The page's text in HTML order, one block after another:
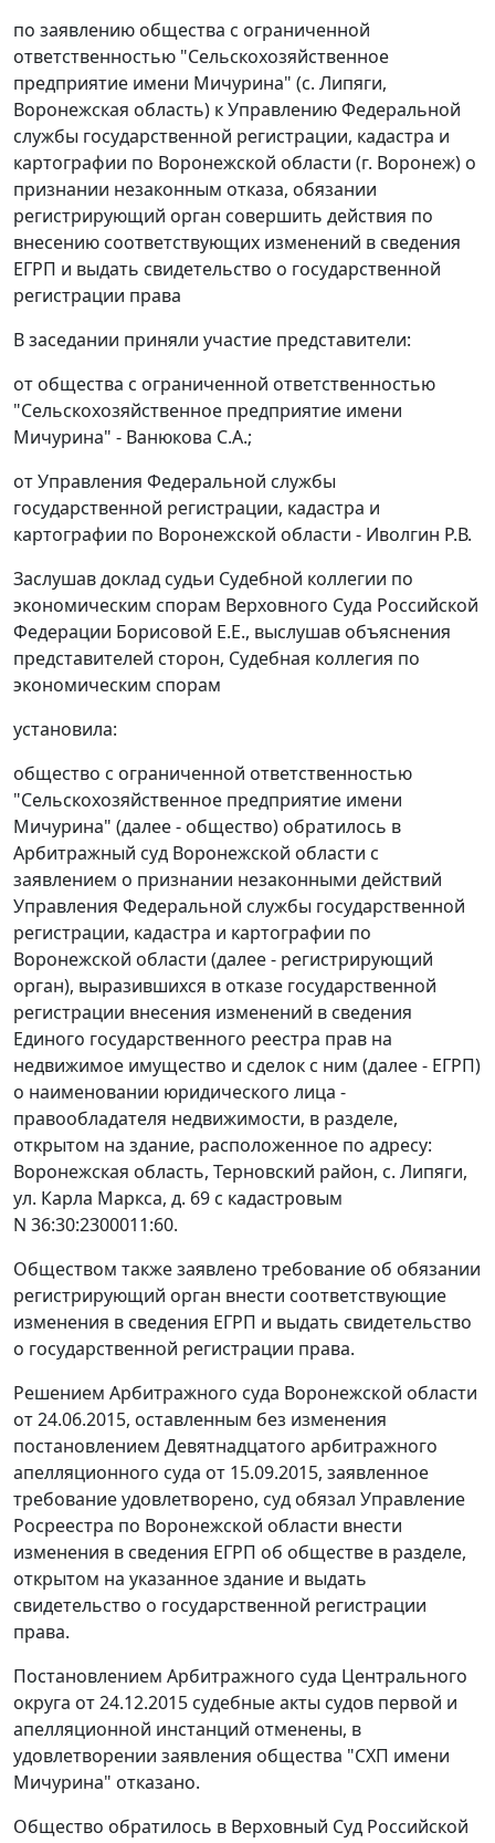
по заявлению общества с ограниченной
ответственностью "Сельскохозяйственное
предприятие имени Мичурина" (с. Липяги,
Воронежская область) к Управлению Федеральной
службы государственной регистрации, кадастра и
картографии по Воронежской области (г. Воронеж) о
признании незаконным отказа, обязании
регистрирующий орган совершить действия по
внесению соответствующих изменений в сведения
ЕГРП и выдать свидетельство о государственной
регистрации права
В заседании приняли участие представители:
от общества с ограниченной ответственностью
"Сельскохозяйственное предприятие имени
Мичурина" - Ванюкова С.А.;
от Управления Федеральной службы
государственной регистрации, кадастра и
картографии по Воронежской области - Иволгин Р.В.
Заслушав доклад судьи Судебной коллегии по
экономическим спорам Верховного Суда Российской
Федерации Борисовой Е.Е., выслушав объяснения
представителей сторон, Судебная коллегия по
экономическим спорам
установила:
общество с ограниченной ответственностью
"Сельскохозяйственное предприятие имени
Мичурина" (далее - общество) обратилось в
Арбитражный суд Воронежской области с
заявлением о признании незаконными действий
Управления Федеральной службы государственной
регистрации, кадастра и картографии по
Воронежской области (далее - регистрирующий
орган), выразившихся в отказе государственной
регистрации внесения изменений в сведения
Единого государственного реестра прав на
недвижимое имущество и сделок с ним (далее - ЕГРП)
о наименовании юридического лица -
правообладателя недвижимости, в разделе,
открытом на здание, расположенное по адресу:
Воронежская область, Терновский район, с. Липяги,
ул. Карла Маркса, д. 69 с кадастровым
N 36:30:2300011:60.
Обществом также заявлено требование об обязании
регистрирующий орган внести соответствующие
изменения в сведения ЕГРП и выдать свидетельство
о государственной регистрации права.
Решением Арбитражного суда Воронежской области
от 24.06.2015, оставленным без изменения
постановлением Девятнадцатого арбитражного
апелляционного суда от 15.09.2015, заявленное
требование удовлетворено, суд обязал Управление
Росреестра по Воронежской области внести
изменения в сведения ЕГРП об обществе в разделе,
открытом на указанное здание и выдать
свидетельство о государственной регистрации
права.
Постановлением Арбитражного суда Центрального
округа от 24.12.2015 судебные акты судов первой и
апелляционной инстанций отменены, в
удовлетворении заявления общества "СХП имени
Мичурина" отказано.
Общество обратилось в Верховный Суд Российской